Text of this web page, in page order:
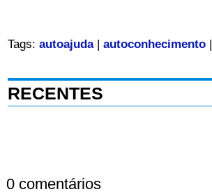
Tags: autoajuda| autoconhecimento|
RECENTES
0 comentários